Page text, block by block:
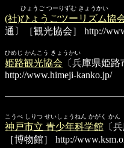
ひょうご つーりずむ きょうかい
(社)ひょうごツーリズム協
通〕［観光協会］
http://
ひめじ かんこう きょうかい
姫路観光協会 〔兵庫県姫
http://www.himeji-kanko.jp/
こうべ しりつ せいしょうねん かがく かん
神戸市立 青少年科学館 〔
［博物館］
http://